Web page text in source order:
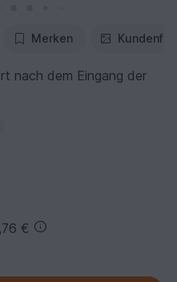
Merken
nach dem Eingang der
€